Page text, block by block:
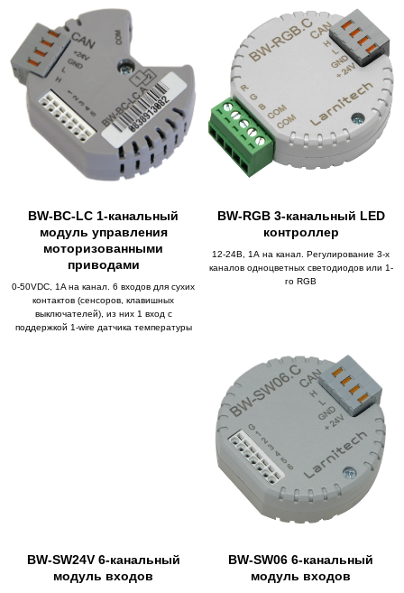
BW-BC-LC 1-канальный
модуль управления
моторизованными
приводами
0-50VDC, 1A на канал. 6 входов для сухих
контактов (сенсоров, клавишных
выключателей), из них 1 вход с
поддержкой 1-wire датчика температуры
BW-RGB 3-канальный LED
контроллер
12-24В, 1А на канал. Регулирование 3-х
каналов одноцветных светодиодов или 1-
го RGB
BW-SW24V 6-канальный
модуль входов
BW-SW06 6-канальный
модуль входов